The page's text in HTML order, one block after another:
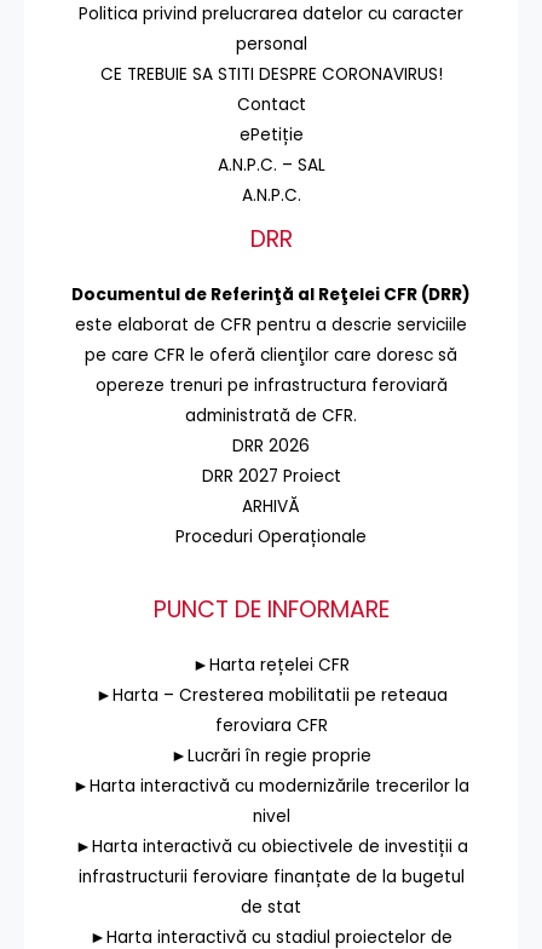
Politica privind prelucrarea datelor cu caracter
personal
CE TREBUIE SA STITI DESPRE CORONAVIRUS!
Contact
ePetiție
A.N.P.C. – SAL
A.N.P.C.
DRR
Documentul de Referinţă al Reţelei CFR (DRR)
este elaborat de CFR pentru a descrie serviciile
pe care CFR le oferă clienţilor care doresc să
opereze trenuri pe infrastructura feroviară
administrată de CFR.
DRR 2026
DRR 2027 Proiect
ARHIVĂ
Proceduri Operaționale
PUNCT DE INFORMARE
►Harta rețelei CFR
►Harta – Cresterea mobilitatii pe reteaua
feroviara CFR
►Lucrări în regie proprie
►Harta interactivă cu modernizările trecerilor la
nivel
►Harta interactivă cu obiectivele de investiții a
infrastructurii feroviare finanțate de la bugetul
de stat
►Harta interactivă cu stadiul proiectelor de